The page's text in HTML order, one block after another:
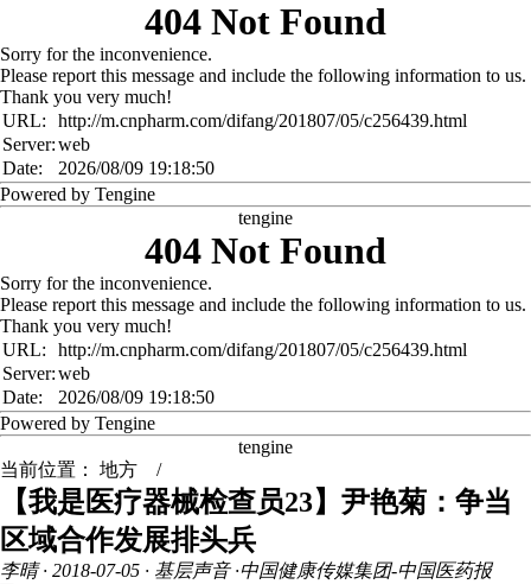
404 Not Found
Sorry for the inconvenience.
Please report this message and include the following information to us.
Thank you very much!
URL:
http://m.cnpharm.com/difang/201807/05/c256439.html
Server:web
Date:
2026/08/09 19:18:50
Powered by Tengine
tengine
404 Not Found
Sorry for the inconvenience.
Please report this message and include the following information to us.
Thank you very much!
URL:
http://m.cnpharm.com/difang/201807/05/c256439.html
Server:web
Date:
2026/08/09 19:18:50
Powered by Tengine
tengine
当前位置： 地方 /
【我是医疗器械检查员23】尹艳菊：争当
区域合作发展排头兵
李晴· 2018-07-05 · 基层声音 ·中国健康传媒集团-中国医药报